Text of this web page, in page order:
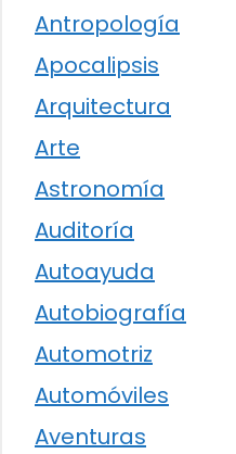
Antropología
Apocalipsis
Arquitectura
Arte
Astronomía
Auditoría
Autoayuda
Autobiografía
Automotriz
Automóviles
Aventuras